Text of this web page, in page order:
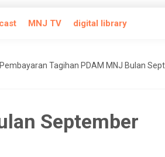
MNJ TV digital library
Pembayaran Tagihan PDAM MNJ Bulan
September